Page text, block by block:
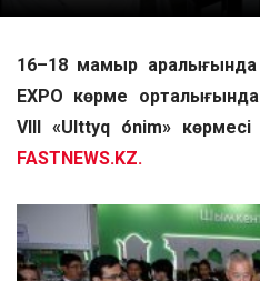
16–18 мамыр аралығында
EXPO көрме орталығында
VIII «Ulttyq ónim»
FASTNEWS.KZ.